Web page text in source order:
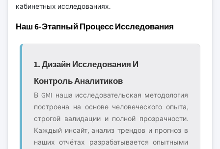
кабинетных исследованиях.
Наш 6-Этапный Процесс Исследования
1. Дизайн Исследования И
Контроль Аналитиков
В GMI наша исследовательская методология
построена на основе человеческого опыта,
строгой валидации и полной прозрачности.
Каждый инсайт, анализ трендов и прогноз в
наших отчётах разрабатывается опытными